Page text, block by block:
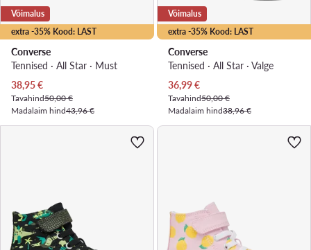
extra -35% Kood: LAST
Võimalus
Converse
Tennised · All Star · Must
Praegune hind
38,95€
Tavahind50,00 €
Madalaim hind43,96 €
extra -35% Kood: LAST
Võimalus
Converse
Tennised · All Star · Valge
Praegune hind
36,99€
Tavahind50,00 €
Madalaim hind38,96 €